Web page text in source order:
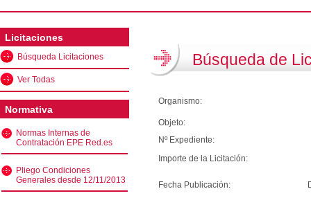
Licitaciones
Búsqueda Licitaciones
Ver Todas
Normativa
Normas Internas de
Contratación EPE Red.es
Pliego Condiciones
Generales desde 12/11/2013
Búsqueda de
Organismo:
Objeto:
Nº Expediente:
Importe de la Licitación:
Fecha Publicación: